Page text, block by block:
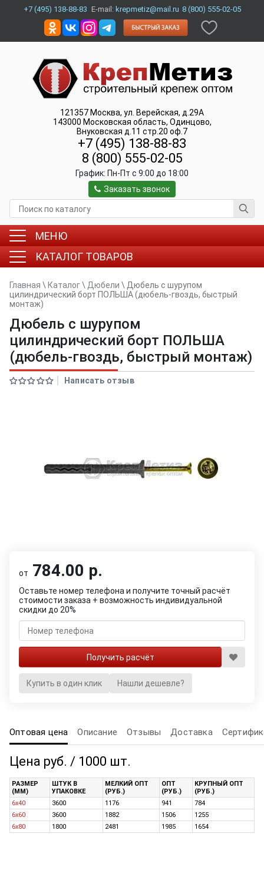
+7 (495) 138-88-83 E-mail: krepmetiz@mail.ru 8 (800) 555-02-05
121357 Москва, ул. Верейская, д.29А
143000 Московская область, Одинцово,
Внуковская д.11 стр.20 оф.7
+7 (495) 138-88-83
8 (800) 555-02-05
График: Пн-Пт c 9:00 до 18:00
Заказать звонок
МЕНЮ
КАТАЛОГ ТОВАРОВ
Главная \ Каталог\ Дюбели \ Дюбель с шурупом
цилиндрический борт ПОЛЬША (дюбель-гвоздь, быстрый
монтаж)
Дюбель с шурупом
цилиндрический борт ПОЛЬША
(дюбель-гвоздь, быстрый монтаж)
Написать отзыв
от 784.00 р.
Оставьте номер телефона и получите точный расчёт
стоимости заказа + возможность индивидуальной
скидки до 20%
Купить в один клик Нашли дешевле?
Оптовая цена Описание Отзывы Доставка
Цена руб. / 1000 шт.
РАЗМЕР
(ММ)
ШТУК В
УПАКОВКЕ
МЕЛКИЙ ОПТ
(РУБ.)
ОПТ
(РУБ.)
КРУПНЫЙ ОПТ
(РУБ.)
6х40
3600 1176 941
784
6х60
3600 1882 1506
1255
6х80
1800 2481 1985 1654